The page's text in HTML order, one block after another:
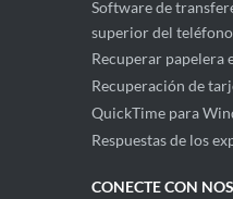
Software de
superior del teléfono
Recuperar papelera
Recuperación de
QuickTime para
Respuestas de los
CONECTE CON